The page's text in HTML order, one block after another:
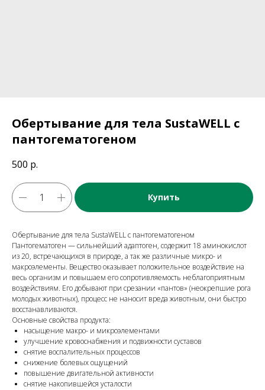
Обертывание для тела SustaWELL с
пантогематогеном
500 р.
Купить
Обертывание для тела SustaWELL с пантогематогеном
Пантогематоген — сильнейший адаптоген, содержит 18 аминокислот
из 20, встречающихся в природе, а так же различные микро- и
макроэлементы. Вещество оказывает положительное воздействие на
весь организм и повышаем его сопротивляемость неблагоприятным
воздействиям. Его добывают при срезании «пантов» (неокрепшие рога
молодых животных), процесс не наносит вреда животным, они быстро
восстанавливаются.
Основные свойства продукта:
насыщение макро- и микроэлементами
улучшение кровоснабжения и подвижности суставов
снятие воспалительных процессов
снижение болевых ощущений
повышение двигательной активности
снятие накопившейся усталости